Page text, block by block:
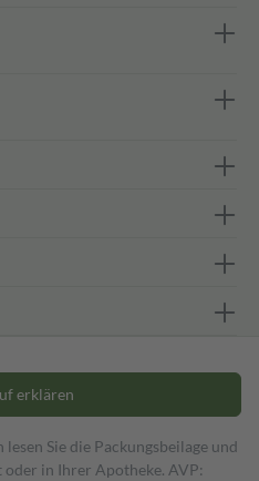
erklären
Sie die Packungsbeilage und
in Ihrer Apotheke. AVP: